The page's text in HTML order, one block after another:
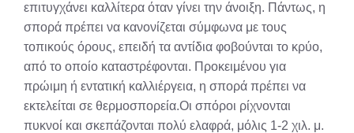
επιτυγχάνει καλλίτερα όταν γίνει την άνοιξη. Πάντως, η
σπορά πρέπει να κανονίζεται σύμφωνα με τους
τοπικούς όρους, επειδή τα αντίδια φοβούνται το κρύο,
από το οποίο καταστρέφονται. Προκειμένου για
πρώιμη ή εντατική καλλιέργεια, η σπορά πρέπει να
εκτελείται σε θερμοσπορεία.Οι σπόροι ρίχνονται
πυκνοί και σκεπάζονται πολύ ελαφρά, μόλις 1-2 χιλ. μ.